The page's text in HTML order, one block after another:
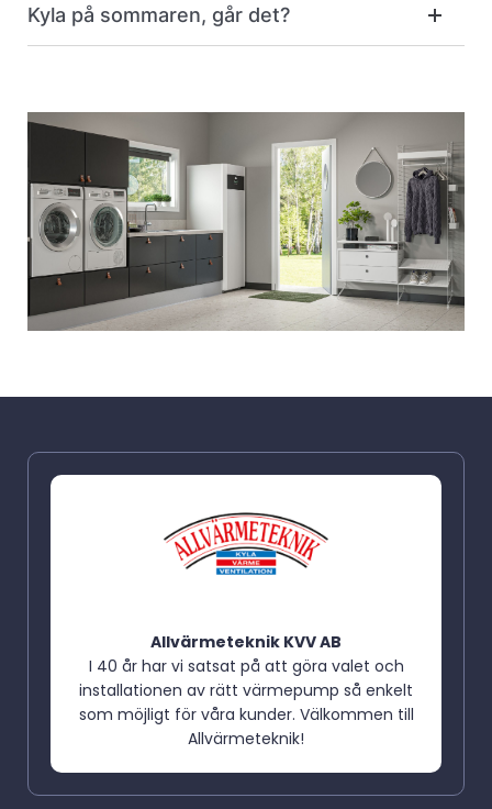
Kyla på sommaren, går det?
Allvärmeteknik KVV AB
I 40 år har vi satsat på att göra valet och
installationen av rätt värmepump så enkelt
som möjligt för våra kunder. Välkommen till
Allvärmeteknik!